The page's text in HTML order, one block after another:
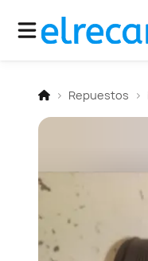
Repuestos